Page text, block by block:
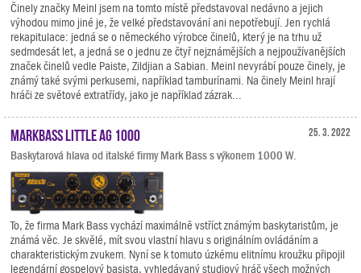
Činely značky Meinl jsem na tomto místě představoval nedávno a jejich
výhodou mimo jiné je, že velké představování ani nepotřebují. Jen rychlá
rekapitulace: jedná se o německého výrobce činelů, který je na trhu už
sedmdesát let, a jedná se o jednu ze čtyř nejznámějších a nejpoužívanějších
značek činelů vedle Paiste, Zildjian a Sabian. Meinl nevyrábí pouze činely, je
známý také svými perkusemi, například tamburínami. Na činely Meinl hrají
hráči ze světové extratřídy, jako je například zázrak...
25. 3. 2022
Markbass Little AG 1000
Baskytarová hlava od italské firmy Mark Bass s výkonem 1000 W.
To, že firma Mark Bass vychází maximálně vstříct známým baskytaristům, je
známá věc. Je skvělé, mít svou vlastní hlavu s originálním ovládáním a
charakteristickým zvukem. Nyní se k tomuto úzkému elitnímu kroužku připojil
legendární gospelový basista, vyhledávaný studiový hráč všech možných